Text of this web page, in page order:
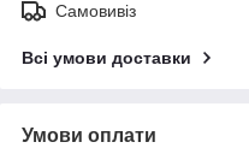
Самовивіз
Всі умови доставки
Умови оплати